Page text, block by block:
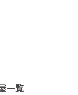
いレトロガラス。
一覧